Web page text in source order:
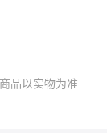
品以实物为准